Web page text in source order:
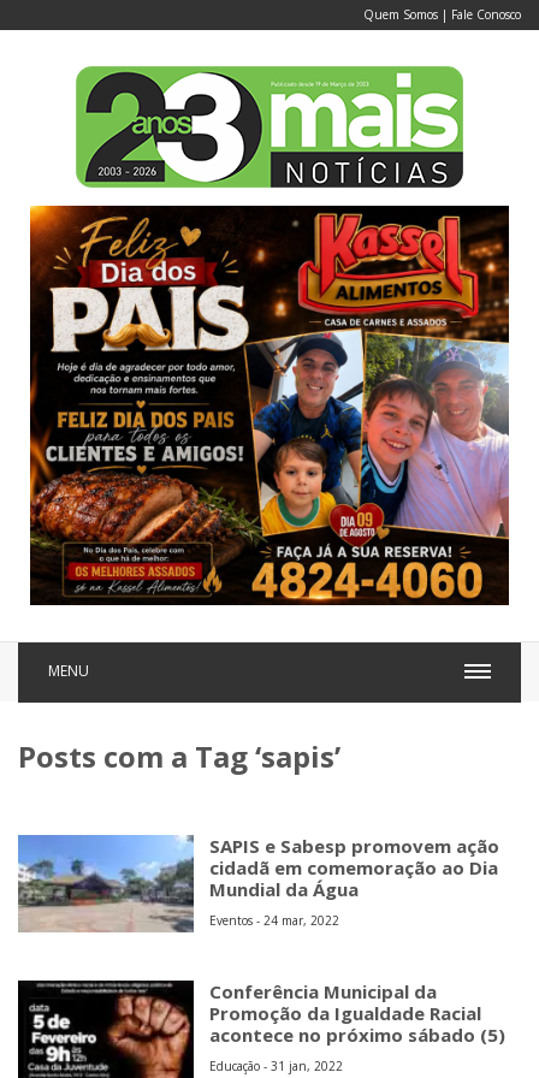
Quem Somos | Fale Conosco
MENU
Posts com a Tag ‘sapis’
SAPIS e Sabesp promovem ação
cidadã em comemoração ao Dia
Mundial da Água
Eventos - 24 mar, 2022
Conferência Municipal da
Promoção da Igualdade Racial
acontece no próximo sábado (5)
Educação - 31 jan, 2022